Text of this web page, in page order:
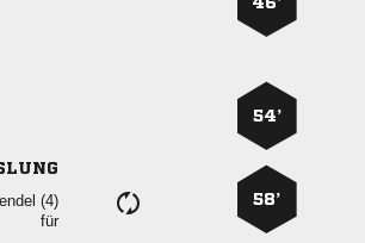
54’

für
58’